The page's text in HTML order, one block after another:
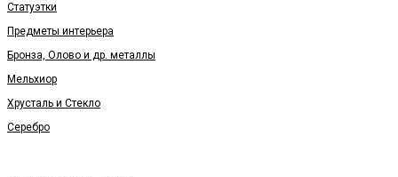
Статуэтки
Предметы интерьера
Бронза, Олово и др. металлы
Мельхиор
Хрусталь и Стекло
Серебро